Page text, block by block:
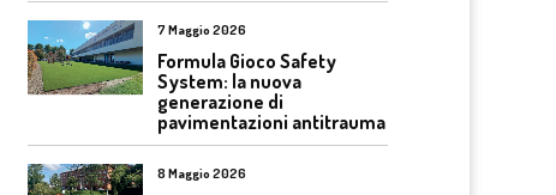
7 Maggio 2026
Formula Gioco Safety
System: la nuova
generazione di
pavimentazioni antitrauma
8 Maggio 2026